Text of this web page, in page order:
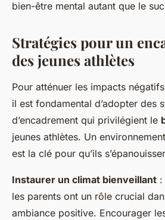
bien-être mental autant que le
Stratégies pour un
des jeunes athlètes
Pour atténuer les impacts
il est fondamental d’adopter des
d’encadrement qui privilégient le
jeunes athlètes. Un
est la clé pour qu’ils
Instaurer un climat bienveillant :
les parents ont un rôle crucial
ambiance positive. Encourager